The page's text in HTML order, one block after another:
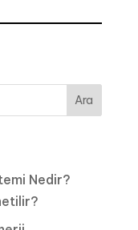
Ara
Nedir?